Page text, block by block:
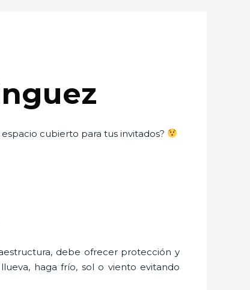
cubierto para tus invitados?
debe ofrecer protección y
haga frío, sol o viento evitando